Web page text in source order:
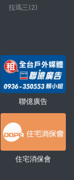
拉瑪三(2)
聯億廣告
住宅消保會